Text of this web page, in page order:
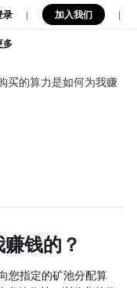
录 | 加入我们 |
多
买的算力是如何为我赚
钱的？
您指定的矿池分配算